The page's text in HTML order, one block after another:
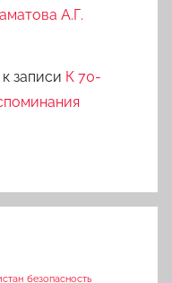
А.Г.
к записи К 70-
безопасность